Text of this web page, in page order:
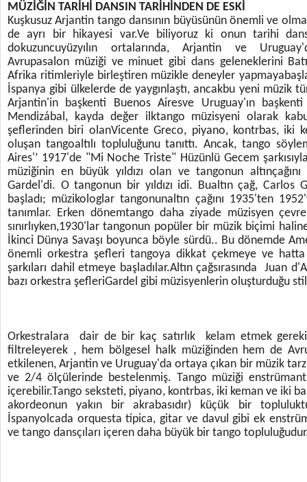
MÜZİĞİN TARİHİ DANSIN TARİHİNDEN DE ESKİ
Kuşkusuz Arjantin tango dansının büyüsünün önemli ve
de ayrı bir hikayesi var.Ve biliyoruz ki onun tarihi
dokuzuncuyüzyılın ortalarında, Arjantin ve
Avrupasalon müziği ve minuet gibi dans geleneklerini Batı
Afrika ritimleriyle birleştiren müzikle deneyler
İspanya gibi ülkelerde de yaygınlaştı, ancakbu yeni müzik
Arjantin'in başkenti Buenos Airesve Uruguay'ın
Mendizábal, kayda değer ilktango müzisyeni olarak
şeflerinden biri olanVicente Greco, piyano, kontrbas, iki
oluşan tangoaltılı topluluğunu tanıttı. Ancak, tango
Aires'’ 1917'de "Mi Noche Triste" Hüzünlü Gecem
müziğinin en büyük yıldızı olan ve tangonun
Gardel'di. O tangonun bir yıldızı idi. Bualtın çağ, Carlos
başladı; müzikologlar tangonunaltın çağını 1935'ten
tanımlar. Erken dönemtango daha ziyade müzisyen
sınırlıyken,1930'lar tangonun popüler bir müzik biçimi
İkinci Dünya Savaşı boyunca böyle sürdü.. Bu dönemde
önemli orkestra şefleri tangoya dikkat çekmeye ve hatta
şarkıları dahil etmeye başladılar.Altın çağsırasında Juan
bazı orkestra şefleriGardel gibi müzisyenlerin oluşturduğu
Orkestralara dair de bir kaç satırlık kelam etmek
filtreleyerek , hem bölgesel halk müziğinden hem de
etkilenen, Arjantin ve Uruguay'da ortaya çıkan bir müzik
ve 2/4 ölçülerinde bestelenmiş. Tango müziği
içerebilir.Tango seksteti, piyano, kontrbas, iki keman ve iki
akordeonun yakın bir akrabasıdır) küçük bir
İspanyolcada orquesta típica, gitar ve davul gibi ek
ve tango dansçıları içeren daha büyük bir tango